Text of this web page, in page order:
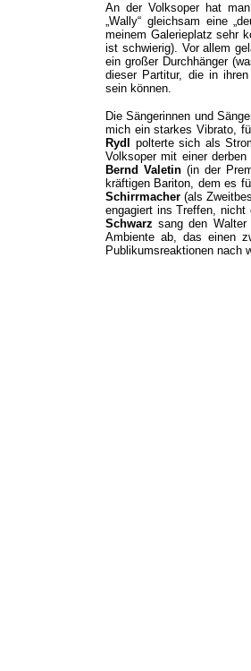
An der Volksoper hat
„Wally“ gleichsam eine
meinem Galerieplatz sehr
ist schwierig). Vor allem
ein großer Durchhänger
dieser Partitur, die in
sein können.
Die Sängerinnen und
mich ein starkes Vibrato,
Rydl polterte sich als
Volksoper mit einer
Bernd Valetin (in der
kräftigen Bariton, dem es
Schirrmacher (als
engagiert ins Treffen,
Schwarz sang den Walter
Ambiente ab, das einen
Publikumsreaktionen nach